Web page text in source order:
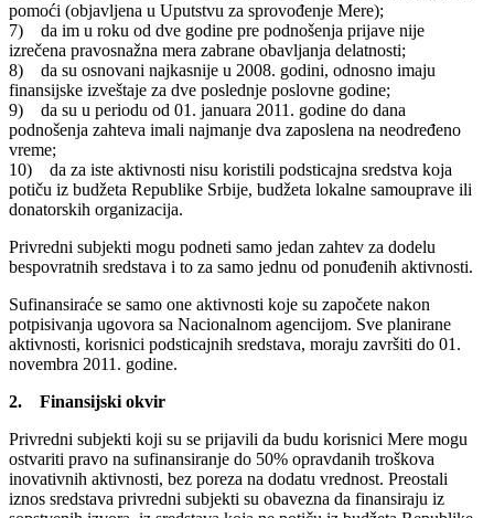
pomoći (objavljena u Uputstvu za sprovođenje Mere);
7) da im u roku od dve godine pre podnošenja prijave nije
izrečena pravosnažna mera zabrane obavljanja delatnosti;
8) da su osnovani najkasnije u 2008. godini, odnosno imaju
finansijske izveštaje za dve poslednje poslovne godine;
9) da su u periodu od 01. januara 2011. godine do dana
podnošenja zahteva imali najmanje dva zaposlena na neodređeno
vreme;
10) da za iste aktivnosti nisu koristili podsticajna sredstva koja
potiču iz budžeta Republike Srbije, budžeta lokalne samouprave ili
donatorskih organizacija.
Privredni subjekti mogu podneti samo jedan zahtev za dodelu
bespovratnih sredstava i to za samo jednu od ponuđenih aktivnosti.
Sufinansiraće se samo one aktivnosti koje su započete nakon
potpisivanja ugovora sa Nacionalnom agencijom. Sve planirane
aktivnosti, korisnici podsticajnih sredstava, moraju završiti do 01.
novembra 2011. godine.
2. Finansijski okvir
Privredni subjekti koji su se prijavili da budu korisnici Mere mogu
ostvariti pravo na sufinansiranje do 50% opravdanih troškova
inovativnih aktivnosti, bez poreza na dodatu vrednost. Preostali
iznos sredstava privredni subjekti su obavezna da finansiraju iz